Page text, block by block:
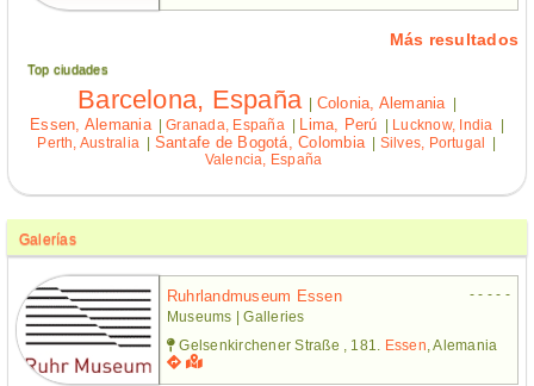
Más resultados
Top ciudades
Barcelona, España | Colonia, Alemania |
Essen, Alemania |Granada, España | Lima, Perú | Lucknow, India
|
Perth, Australia | Santafe de Bogotá, Colombia | Silves, Portugal |
Valencia, España
Galerías
Ruhrlandmuseum Essen
- - - - -
Museums | Galleries
Gelsenkirchener Straße , 181. Essen , Alemania